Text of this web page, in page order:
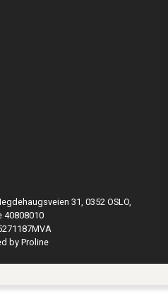
31, 0352 OSLO,
40808010
by Proline